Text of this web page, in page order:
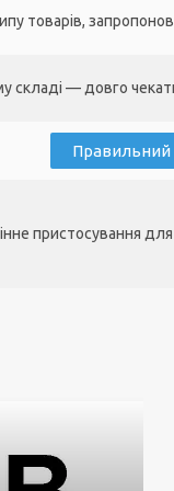
товарів,
складі — довго
Правильний
пристосування